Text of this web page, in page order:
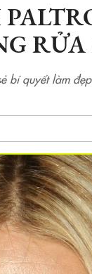
RỬA
bí quyết làm